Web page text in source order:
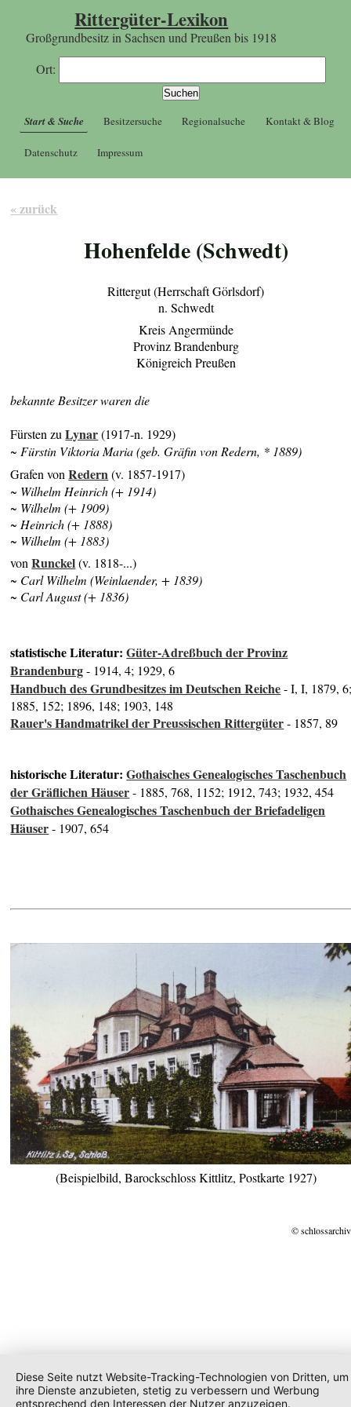
Rittergüter-Lexikon
Großgrundbesitz in Sachsen und Preußen bis 1918
Ort:
Start & Suche Besitzersuche Regionalsuche Kontakt & Blog
Datenschutz Impressum
« zurück
Hohenfelde (Schwedt)
Rittergut (Herrschaft Görlsdorf)
n. Schwedt
Kreis Angermünde
Provinz Brandenburg
Königreich Preußen
bekannte Besitzer waren die
Fürsten zuLynar(1917-n. 1929)
~ Fürstin Viktoria Maria (geb. Gräfin von Redern, * 1889)
Grafen vonRedern(v. 1857-1917)
~ Wilhelm Heinrich (+ 1914)
~ Wilhelm (+ 1909)
~ Heinrich (+ 1888)
~ Wilhelm (+ 1883)
vonRunckel(v. 1818-...)
~ Carl Wilhelm (Weinlaender, + 1839)
~ Carl August (+ 1836)
statistische Literatur:Güter-Adreßbuch der Provinz
Brandenburg- 1914, 4; 1929, 6
Handbuch des Grundbesitzes im Deutschen Reiche- I, I, 1879,
1885, 152; 1896, 148; 1903, 148
Rauer's Handmatrikel der Preussischen Rittergüter- 1857, 89
historische Literatur:Gothaisches Genealogisches Taschenbuch
der Gräflichen Häuser- 1885, 768, 1152; 1912, 743; 1932, 454
Gothaisches Genealogisches Taschenbuch der Briefadeligen
Häuser- 1907, 654
(Beispielbild, Barockschloss Kittlitz, Postkarte 1927)
©
Diese Seite nutzt Website-Tracking-Technologien von Dritten, um
ihre Dienste anzubieten, stetig zu verbessern und Werbung
entsprechend den Interessen der Nutzer anzuzeigen.